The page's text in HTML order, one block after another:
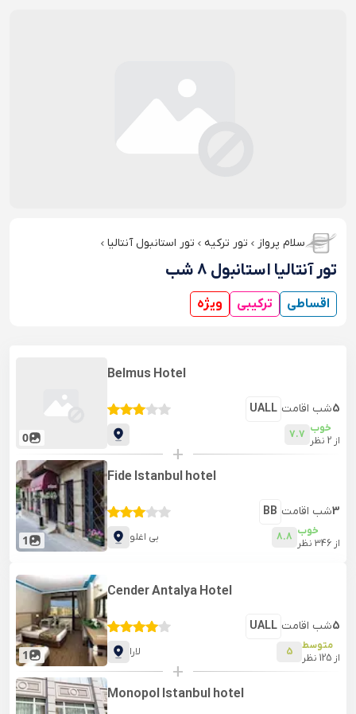
سلام پرواز تور ترکیه تور استانبول آنتالیا
تور آنتالیا استانبول 8 شب
اقساطی ترکیبی ویژه
0
Belmus Hotel
UALL شب اقامت5
7.7 خوب
از 2 نظر
+
1
Fide Istanbul hotel
BB شب اقامت3
بی اغلو 8.8 خوب
از 346 نظر
1
Cender Antalya Hotel
UALL شب اقامت5
لارا 5
متوسط
از 125 نظر
+
Monopol Istanbul hotel